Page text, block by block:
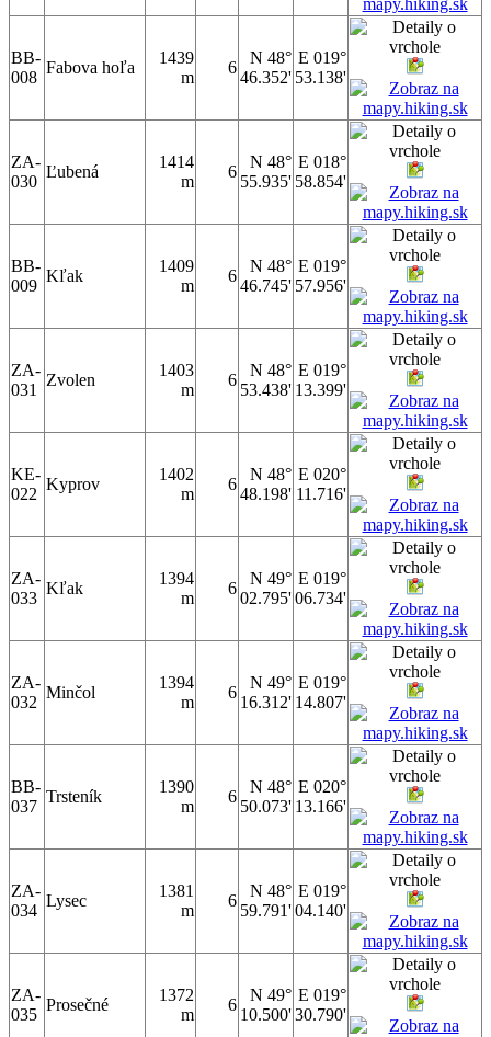
BB-
008
Fabova hoľa
1439
m
6
N 48°
46.352'
E 019°
53.138'
ZA-
030
Ľubená
1414
m
6
N 48°
55.935'
E 018°
58.854'
BB-
009
Kľak
1409
m
6
N 48°
46.745'
E 019°
57.956'
ZA-
031
Zvolen
1403
m
6
N 48°
53.438'
E 019°
13.399'
KE-
022
Kyprov
1402
m
6
N 48°
48.198'
E 020°
11.716'
ZA-
033
Kľak
1394
m
6
N 49°
02.795'
E 019°
06.734'
ZA-
032
Minčol
1394
m
6
N 49°
16.312'
E 019°
14.807'
BB-
037
Trsteník
1390
m
6
N 48°
50.073'
E 020°
13.166'
ZA-
034
Lysec
1381
m
6
N 48°
59.791'
E 019°
04.140'
ZA-
035
Prosečné
1372
m
6
N 49°
10.500'
E 019°
30.790'